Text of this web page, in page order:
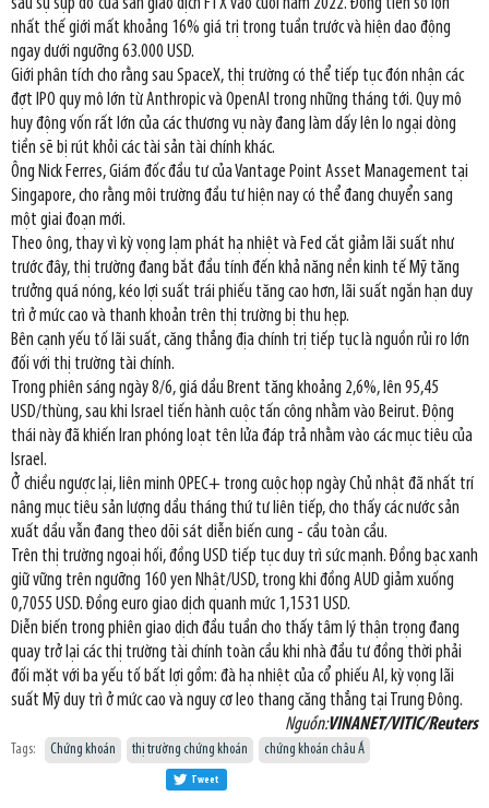
sau sự sụp đổ của sàn giao dịch FTX vào cuối năm 2022. Đồng tiền số lớn
nhất thế giới mất khoảng 16% giá trị trong tuần trước và hiện dao động
ngay dưới ngưỡng 63.000 USD.
Giới phân tích cho rằng sau SpaceX, thị trường có thể tiếp tục đón nhận các
đợt IPO quy mô lớn từ Anthropic và OpenAI trong những tháng tới. Quy mô
huy động vốn rất lớn của các thương vụ này đang làm dấy lên lo ngại dòng
tiền sẽ bị rút khỏi các tài sản tài chính khác.
Ông Nick Ferres, Giám đốc đầu tư của Vantage Point Asset Management tại
Singapore, cho rằng môi trường đầu tư hiện nay có thể đang chuyển sang
một giai đoạn mới.
Theo ông, thay vì kỳ vọng lạm phát hạ nhiệt và Fed cắt giảm lãi suất như
trước đây, thị trường đang bắt đầu tính đến khả năng nền kinh tế Mỹ tăng
trưởng quá nóng, kéo lợi suất trái phiếu tăng cao hơn, lãi suất ngắn hạn duy
trì ở mức cao và thanh khoản trên thị trường bị thu hẹp.
Bên cạnh yếu tố lãi suất, căng thẳng địa chính trị tiếp tục là nguồn rủi ro lớn
đối với thị trường tài chính.
Trong phiên sáng ngày 8/6, giá dầu Brent tăng khoảng 2,6%, lên 95,45
USD/thùng, sau khi Israel tiến hành cuộc tấn công nhằm vào Beirut. Động
thái này đã khiến Iran phóng loạt tên lửa đáp trả nhằm vào các mục tiêu của
Israel.
Ở chiều ngược lại, liên minh OPEC+ trong cuộc họp ngày Chủ nhật đã nhất trí
nâng mục tiêu sản lượng dầu tháng thứ tư liên tiếp, cho thấy các nước sản
xuất dầu vẫn đang theo dõi sát diễn biến cung - cầu toàn cầu.
Trên thị trường ngoại hối, đồng USD tiếp tục duy trì sức mạnh. Đồng bạc xanh
giữ vững trên ngưỡng 160 yen Nhật/USD, trong khi đồng AUD giảm xuống
0,7055 USD. Đồng euro giao dịch quanh mức 1,1531 USD.
Diễn biến trong phiên giao dịch đầu tuần cho thấy tâm lý thận trọng đang
quay trở lại các thị trường tài chính toàn cầu khi nhà đầu tư đồng thời phải
đối mặt với ba yếu tố bất lợi gồm: đà hạ nhiệt của cổ phiếu AI, kỳ vọng lãi
suất Mỹ duy trì ở mức cao và nguy cơ leo thang căng thẳng tại Trung Đông.
Nguồn:VINANET/VITIC/Reuters
Tags: Chứng khoán thị trường chứng khoán chứng khoán châu Á
Tweet